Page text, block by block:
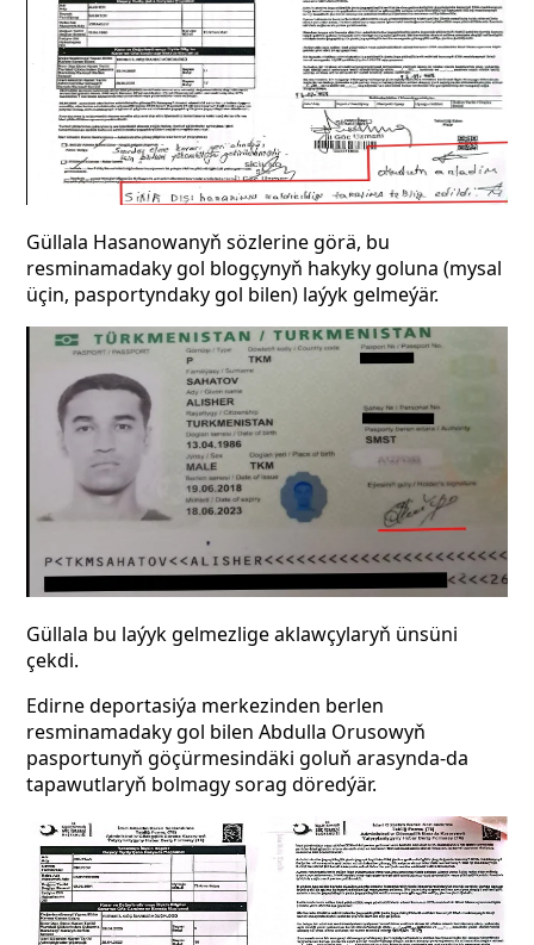
Güllala Hasanowanyň sözlerine görä, bu
resminamadaky gol blogçynyň hakyky goluna (mysal
üçin, pasportyndaky gol bilen) laýyk gelmeýär.
Güllala bu laýyk gelmezlige aklawçylaryň ünsüni
çekdi.
Edirne deportasiýa merkezinden berlen
resminamadaky gol bilen Abdulla Oru­sowyň
pasportunyň göçürmesindäki goluň arasynda-da
tapawutlaryň bolmagy sorag döredýär.